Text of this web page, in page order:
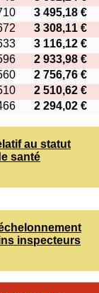
3 495,18 €
3 308,11 €
3 116,12 €
2 933,98 €
2 756,76 €
2 510,62 €
2 294,02 €
au statut
santé
inspecteurs